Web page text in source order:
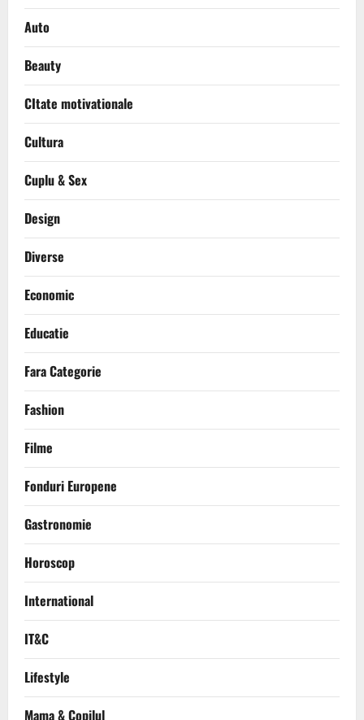
Auto
Beauty
CItate motivationale
Cultura
Cuplu & Sex
Design
Diverse
Economic
Educatie
Fara Categorie
Fashion
Filme
Fonduri Europene
Gastronomie
Horoscop
International
IT&C
Lifestyle
Mama & Copilul